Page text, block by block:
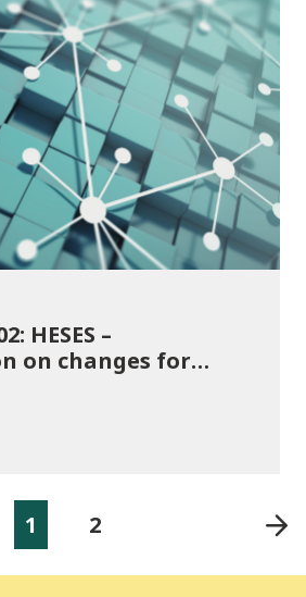
HESES –
on changes for
of Degree
in-year data
1 2